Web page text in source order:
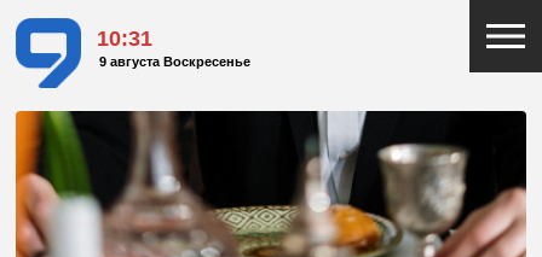
10:31
9 августа Воскресенье